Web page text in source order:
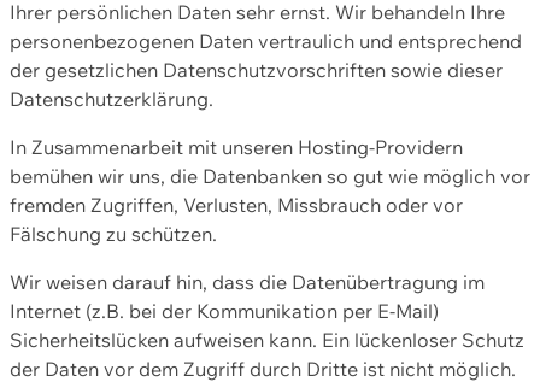
Ihrer persönlichen Daten sehr ernst. Wir behandeln Ihre
personenbezogenen Daten vertraulich und entsprechend
der gesetzlichen Datenschutzvorschriften sowie dieser
Datenschutzerklärung.
In Zusammenarbeit mit unseren Hosting-Providern
bemühen wir uns, die Datenbanken so gut wie möglich vor
fremden Zugriffen, Verlusten, Missbrauch oder vor
Fälschung zu schützen.
Wir weisen darauf hin, dass die Datenübertragung im
Internet (z.B. bei der Kommunikation per E-Mail)
Sicherheitslücken aufweisen kann. Ein lückenloser Schutz
der Daten vor dem Zugriff durch Dritte ist nicht möglich.